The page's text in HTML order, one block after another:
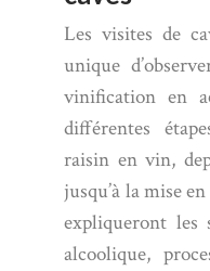
Les visites de
unique
vinification en
différentes
raisin en vin,
jusqu’à la mise
expliqueront les
alcoolique,